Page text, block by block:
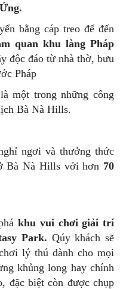
bằng cáp treo để đến
quan khu làng Pháp
độc đáo từ nhà thờ, bưu
Pháp
là một trong những công
Bà Nà Hills.
ngơi và thưởng thức
Bà Nà Hills với hơn 70
khu vui chơi giải trí
Park. Qúy khách sẽ
lý thú dành cho mọi
khủng long hay chính
đặc biệt còn được chụp